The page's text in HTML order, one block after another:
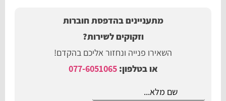
מתעניינים בהדפסת חוברות
וזקוקים לשירות?
השאירו פנייה ונחזור אליכם בהקדם!
או בטלפון:077-6051065